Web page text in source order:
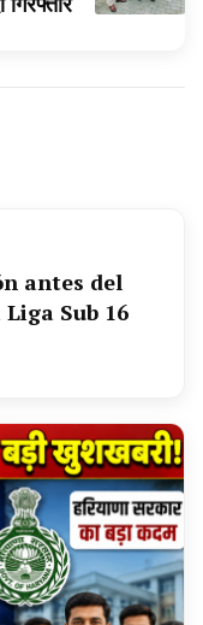
antes del
Sub 16